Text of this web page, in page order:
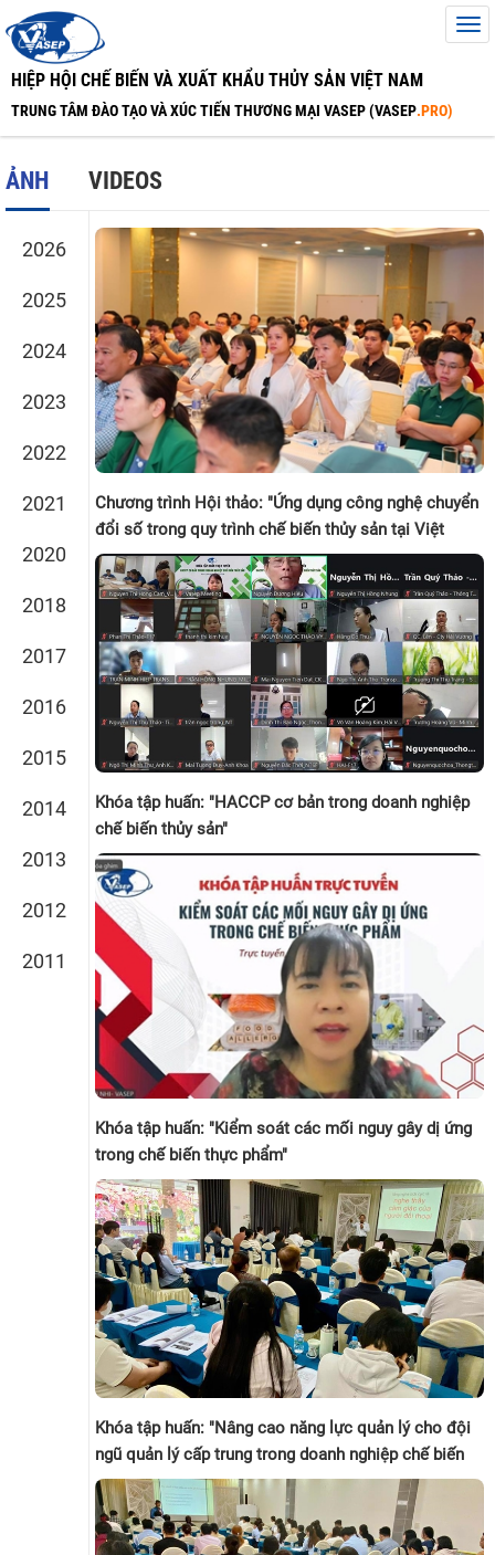
HIỆP HỘI CHẾ BIẾN VÀ XUẤT KHẨU THỦY SẢN VIỆT NAM
TRUNG TÂM ĐÀO TẠO VÀ XÚC TIẾN THƯƠNG MẠI VASEP (VASEP.PRO)
ẢNH VIDEOS
2026
2025
2024
2023
2022
2021
2020
2018
2017
2016
2015
2014
2013
2012
2011
Chương trình Hội thảo: "Ứng dụng công nghệ chuyển
đổi số trong quy trình chế biến thủy sản tại Việt
Nam"
Khóa tập huấn: "HACCP cơ bản trong doanh nghiệp
chế biến thủy sản"
Khóa tập huấn: "Kiểm soát các mối nguy gây dị ứng
trong chế biến thực phẩm"
Khóa tập huấn: "Nâng cao năng lực quản lý cho đội
ngũ quản lý cấp trung trong doanh nghiệp chế biến
thủy sản - Kỹ năng thu phục lòng người"